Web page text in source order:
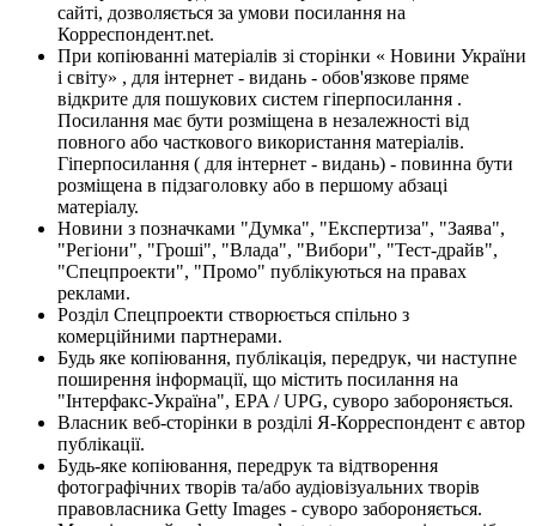
сайті, дозволяється за умови посилання на
Корреспондент.net.
При копіюванні матеріалів зі сторінки « Новини України
і світу» , для інтернет - видань - обов'язкове пряме
відкрите для пошукових систем гіперпосилання .
Посилання має бути розміщена в незалежності від
повного або часткового використання матеріалів.
Гіперпосилання ( для інтернет - видань) - повинна бути
розміщена в підзаголовку або в першому абзаці
матеріалу.
Новини з позначками "Думка", "Експертиза", "Заява",
"Регіони", "Гроші", "Влада", "Вибори", "Тест-драйв",
"Спецпроекти", "Промо" публікуються на правах
реклами.
Розділ Спецпроекти створюється спільно з
комерційними партнерами.
Будь яке копіювання, публікація, передрук, чи наступне
поширення інформації, що містить посилання на
"Інтерфакс-Україна", EPA / UPG, суворо забороняється.
Власник веб-сторінки в розділі Я-Корреспондент є автор
публікації.
Будь-яке копіювання, передрук та відтворення
фотографічних творів та/або аудіовізуальних творів
правовласника Getty Images - суворо забороняється.